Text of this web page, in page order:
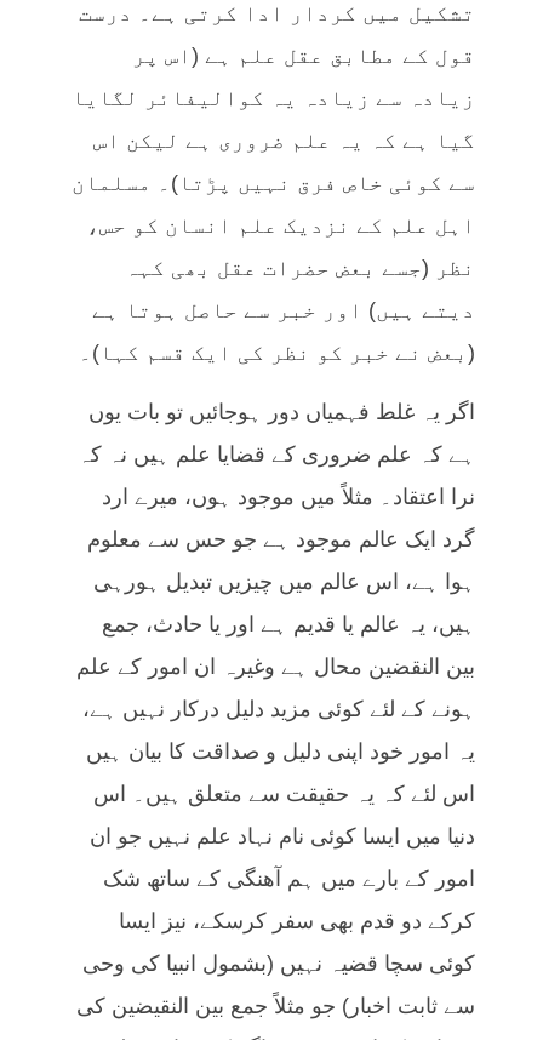
تشکیل میں کردار ادا کرتی ہے۔ درست
قول کے مطابق عقل علم ہے (اس پر
زیادہ سے زیادہ یہ کوالیفائر لگایا
گیا ہے کہ یہ علم ضروری ہے لیکن اس
سے کوئی خاص فرق نہیں پڑتا)۔ مسلمان
اہل علم کے نزدیک علم انسان کو حس،
نظر (جسے بعض حضرات عقل بھی کہہ
دیتے ہیں) اور خبر سے حاصل ہوتا ہے
(بعض نے خبر کو نظر کی ایک قسم کہا)۔
اگر یہ غلط فہمیاں دور ہوجائیں تو بات یوں
ہے کہ علم ضروری کے قضایا علم ہیں نہ کہ
نرا اعتقاد۔ مثلاً میں موجود ہوں، میرے ارد
گرد ایک عالم موجود ہے جو حس سے معلوم
ہوا ہے، اس عالم میں چیزیں تبدیل ہورہی
ہیں، یہ عالم یا قدیم ہے اور یا حادث، جمع
بین النقضین محال ہے وغیرہ ان امور کے علم
ہونے کے لئے کوئی مزید دلیل درکار نہیں ہے،
یہ امور خود اپنی دلیل و صداقت کا بیان ہیں
اس لئے کہ یہ حقیقت سے متعلق ہیں۔ اس
دنیا میں ایسا کوئی نام نہاد علم نہیں جو ان
امور کے بارے میں ہم آھنگی کے ساتھ شک
کرکے دو قدم بھی سفر کرسکے، نیز ایسا
کوئی سچا قضیہ نہیں (بشمول انبیا کی وحی
سے ثابت اخبار) جو مثلاً جمع بین النقیضین کی